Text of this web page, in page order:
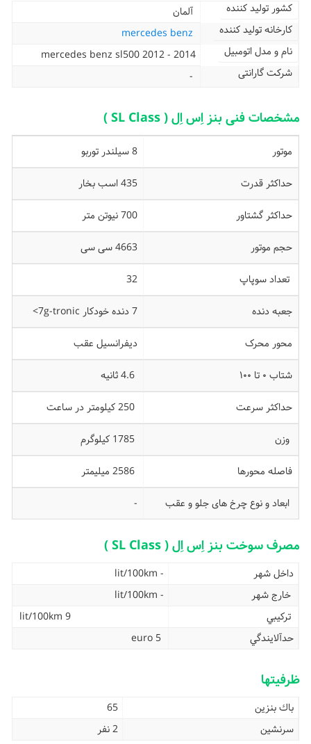
کشور تولید کننده
آلمان
کارخانه تولید کننده
نام و مدل اتومبیل
mercedes benz sl500 2012 - 2014
شرکت گارانتی
-
مشخصات فنی بنز اِس اِل ( SL Class )
موتور 8 سیلندر توربو
حداکثر قدرت 435 اسب بخار
حداکثر گشتاور 700 نیوتن متر
حجم موتور 4663 سی سی
تعداد سوپاپ 32
جعبه دنده 7 دنده خودکار 7g-tronic>
محور محرک دیفرانسیل عقب
شتاب ۰ تا ۱۰۰
حداکثر سرعت
وزن
فاصله محورها
ابعاد و نوع چرخ های جلو و عقب -
مصرف سوخت بنز اِس اِل ( SL Class )
داخل شهر
- lit/100km
خارج شهر
- lit/100km
تركيبي
9 lit/100km
حدآلايندگي
ظرفیتها
باك بنزين
65
سرنشین
2 نفر